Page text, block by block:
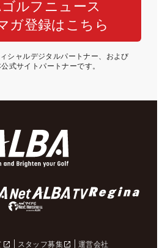
ルフニュース
ガ登録はこちら
シャルデジタルパートナー、および
式サイトパートナーです。
スタッフ募集 運営会社